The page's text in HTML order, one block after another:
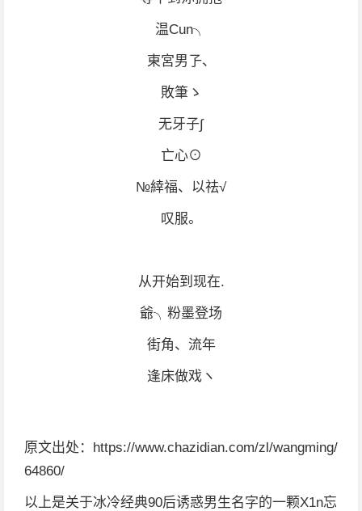
温Cun╮
東宮男孒、
敗筆ゝ
无牙子∫
亡心⊙
№緈福、以祛√
叹服。
从开始到现在.
爺╮粉墨登场
街角、流年
逢床做戏ヽ
原文出处：https://www.chazidian.com/zl/wangming/
64860/
以上是关于冰冷经典90后诱惑男生名字的一颗X1n忘